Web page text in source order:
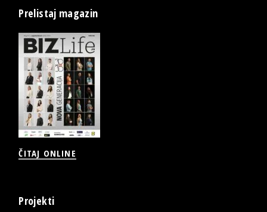
Prelistaj magazin
ČITAJ ONLINE
Projekti